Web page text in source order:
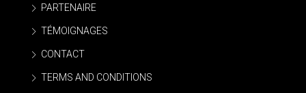
PARTENAIRE
TÉMOIGNAGES
CONTACT
TERMS AND CONDITIONS